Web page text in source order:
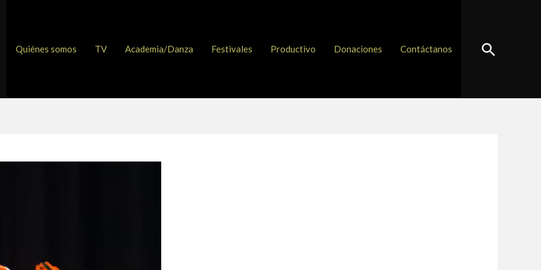
Quiénes somos
TV Academia/Danza Festivales Productivo Donaciones Contáctanos Buscar